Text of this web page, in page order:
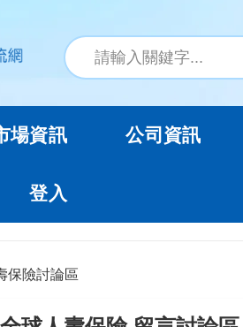
場資訊 公司資訊
登入
保險討論區